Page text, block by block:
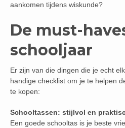
aankomen tijdens wiskunde?
De must-
schooljaar
Er zijn van die dingen die je echt
handige checklist om je te helpen
te kopen:
Schooltassen: stijlvol en
Een goede schooltas is je beste